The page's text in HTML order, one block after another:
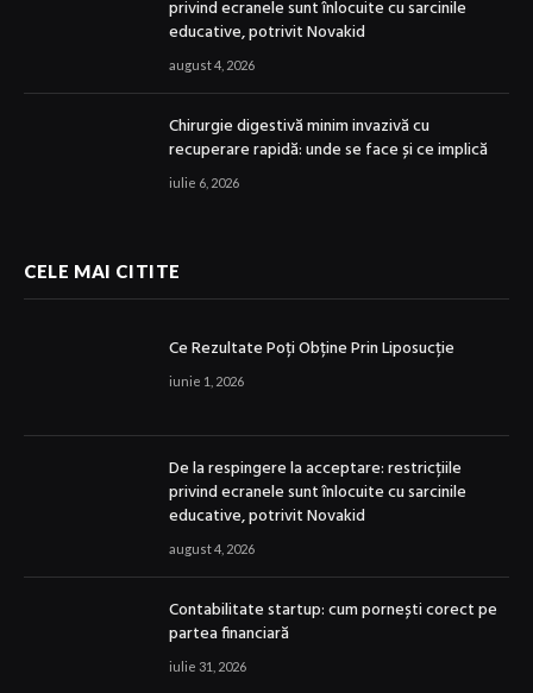
privind ecranele sunt înlocuite cu sarcinile
educative, potrivit Novakid
august 4, 2026
Chirurgie digestivă minim invazivă cu
recuperare rapidă: unde se face și ce implică
iulie 6, 2026
CELE MAI CITITE
Ce Rezultate Poți Obține Prin Liposucție
iunie 1, 2026
De la respingere la acceptare: restricțiile
privind ecranele sunt înlocuite cu sarcinile
educative, potrivit Novakid
august 4, 2026
Contabilitate startup: cum pornești corect pe
partea financiară
iulie 31, 2026